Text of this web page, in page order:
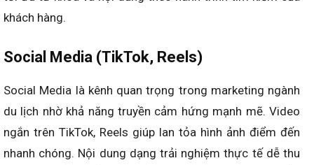
khách hàng.
Social Media (TikTok, Reels)
Social Media là kênh quan trọng trong marketing ngành
du lịch nhờ khả năng truyền cảm hứng mạnh mẽ. Video
ngắn trên TikTok, Reels giúp lan tỏa hình ảnh điểm đến
nhanh chóng. Nội dung dạng trải nghiệm thực tế dễ thu